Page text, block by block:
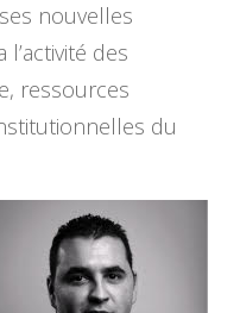
nouvelles
des
ressources
du